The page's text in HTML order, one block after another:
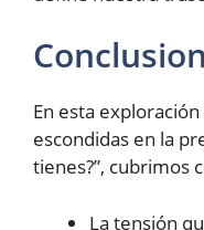
En esta
escondidas en la
tienes?”, cubrimos
La tensión